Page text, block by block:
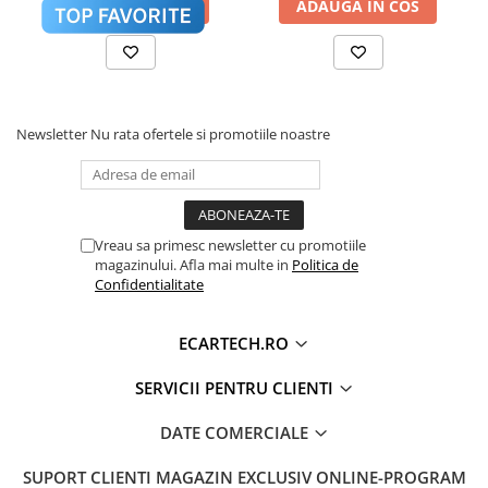
Aparate de lipit si capsat
Masini de polisat
Aeroterme
Dezumidificatoare
Boxe & Subwoofer Auto
Difuzore Auto
Boxe portabile
LUMINOZITATE
REGLABILA
DA
SUBWOOFER
DA
GOOGLE MAPS, WAZE, ETC
COMENZI
DA (PRELUARE COMENZI VOLAN, UNDE
MASINA SUPORTA)
DA SUPORTA
INSTRUCTIUNI
ADAUGA IN COS ADAUGA IN COS
Newsletter Nu rata ofertele si promotiile noastre
Vreau sa primesc newsletter cu promotiile
magazinului. Afla mai multe in Politica de
Confidentialitate
ECARTECH.RO
SERVICII PENTRU CLIENTI
DATE COMERCIALE
SUPORT CLIENTI MAGAZIN EXCLUSIV ONLINE-PROGRAM